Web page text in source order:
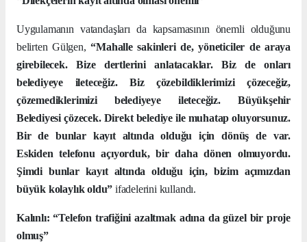
Uygulamanın vatandaşları da kapsamasının önemli olduğunu
belirten Gülgen, “Mahalle sakinleri de, yöneticiler de araya
girebilecek. Bize dertlerini anlatacaklar. Biz de onları
belediyeye ileteceğiz. Biz çözebildiklerimizi çözeceğiz,
çözemediklerimizi belediyeye ileteceğiz. Büyükşehir
Belediyesi çözecek. Direkt belediye ile muhatap oluyorsunuz.
Bir de bunlar kayıt altında olduğu için dönüş de var.
Eskiden telefonu açıyorduk, bir daha dönen olmuyordu.
Şimdi bunlar kayıt altında olduğu için, bizim açımızdan
büyük kolaylık oldu” ifadelerini kullandı.
Kalınlı: “Telefon trafiğini azaltmak adına da güzel bir proje
olmuş”